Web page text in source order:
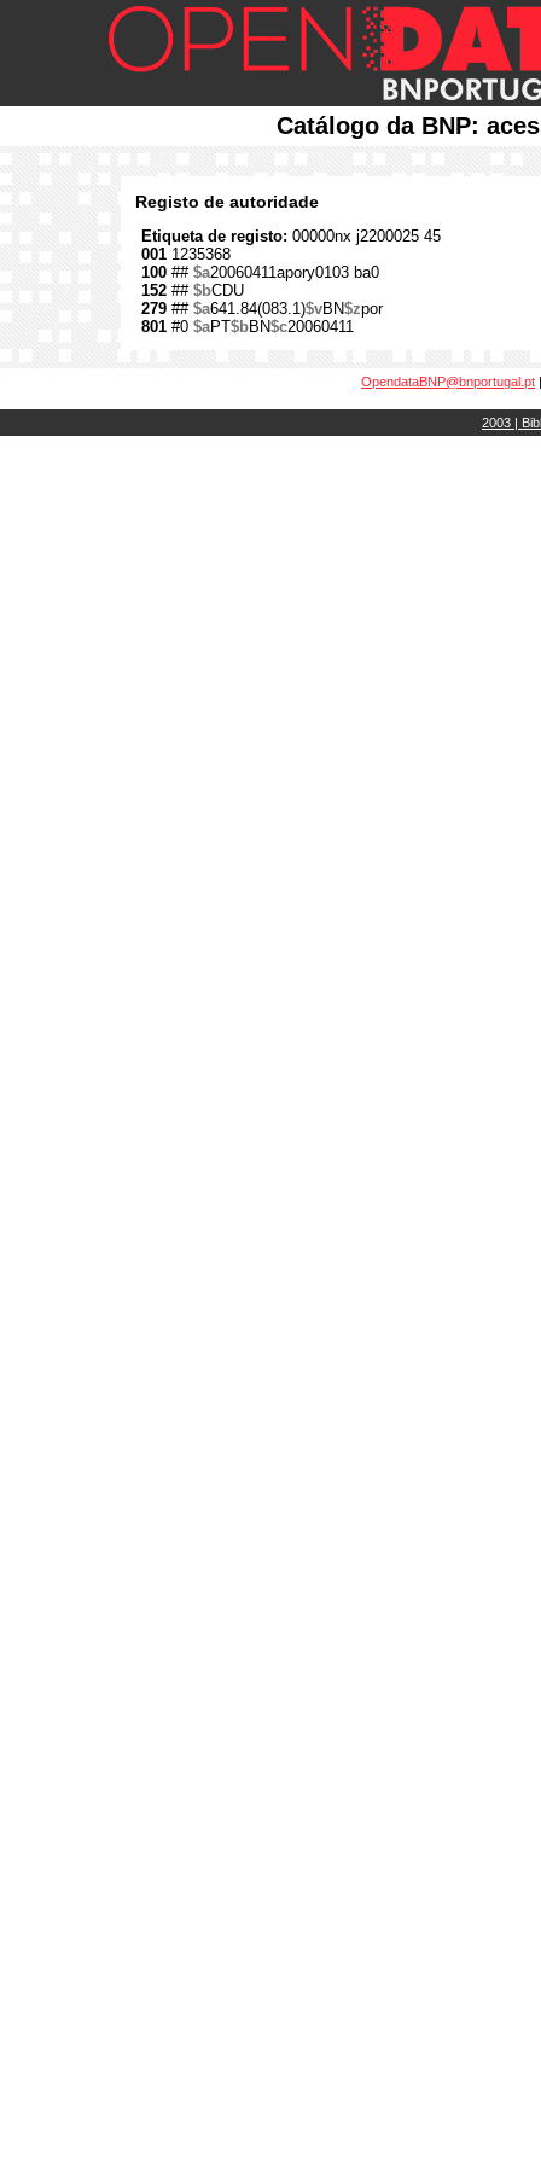
Catálogo da BNP:
Registo de autoridade
Etiqueta de registo: 00000nx j2200025 45
001 1235368
100 ## $a20060411apory0103 ba0
152 ## $bCDU
279 ## $a641.84(083.1)$vBN$zpor
801 #0 $aPT$bBN$c20060411
OpendataBNP@bnportugal.pt
2003 |